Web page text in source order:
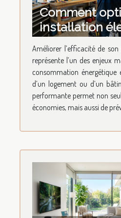
Comment
installation
pour une
maximale ?
Améliorer l’efficacité de
représente l’un des enjeux
consommation
d’un logement ou d’un
performante permet non
économies, mais aussi de